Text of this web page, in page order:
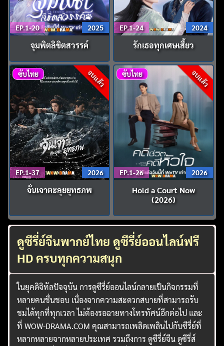
EP.1-20 2025
จุมพิตลิขิตสวรรค์
EP.1-24 2024
รักเธอทุกเศษเสี้ยว
จบแล้ว
ซับไทย
EP.1-37 2026
จั่นเจาตะลุยยุทธภพ
จบแล้ว
ซับไทย
EP.1-26 2026
Hold a Court Now
(2026)
ดูซีรี่ย์จีนพากย์ไทย ดูซีรี่ย์ออนไลน์ฟรี
HD ครบทุกความสนุก
ในยุคดิจิทัลปัจจุบัน การดูซีรี่ย์ออนไลน์กลายเป็นกิจกรรมที่
หลายคนชื่นชอบ เนื่องจากความสะดวกสบายที่สามารถรับ
ชมได้ทุกที่ทุกเวลา ไม่ต้องรอฉายทางโทรทัศน์อีกต่อไป และ
ที่ WOW-DRAMA.COM คุณสามารถเพลิดเพลินไปกับซีรี่ย์ที่
หลากหลายจากหลายประเทศ รวมถึงการ ดูซีรี่ย์จีน ดูซีรี่ส์